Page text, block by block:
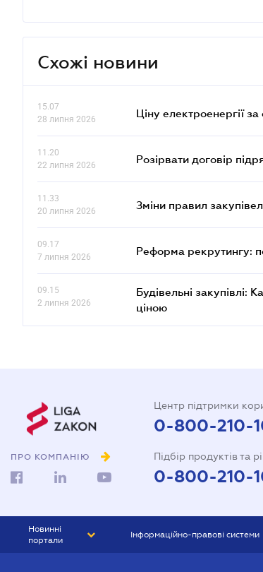
Схожі новини
15.07
28 липня 2026
Ціну електроенергії
11.20
22 липня 2026
Розірвати договір
11.33
20 липня 2026
Зміни правил
09.17
7 липня 2026
Реформа рекрутингу:
09.15
2 липня 2026
Будівельні закупівлі:
ціною
ПРО КОМПАНІЮ
Центр підтримки
0-800-210-
Підбір продуктів та
0-800-210-
Новинні
портали
Інформаційно-правові системи